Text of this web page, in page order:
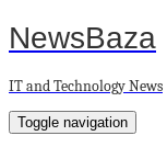
NewsBaza
IT and Technology News
Toggle navigation